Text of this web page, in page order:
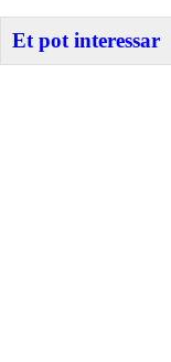
Et pot interessar